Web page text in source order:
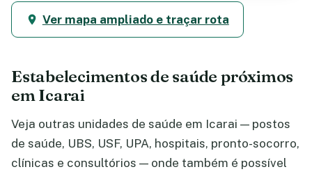
Ver mapa ampliado e traçar rota
Estabelecimentos de saúde próximos
em Icarai
Veja outras unidades de saúde em Icarai — postos
de saúde, UBS, USF, UPA, hospitais, pronto-socorro,
clínicas e consultórios — onde também é possível